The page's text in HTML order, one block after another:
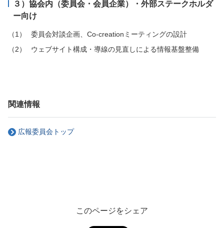
３）協会内（委員会・会員企業）・外部ステークホルダ
ー向け
委員会対談企画、Co-creationミーティングの設計
ウェブサイト構成・導線の見直しによる情報基盤整備
関連情報
広報委員会トップ
このページをシェア